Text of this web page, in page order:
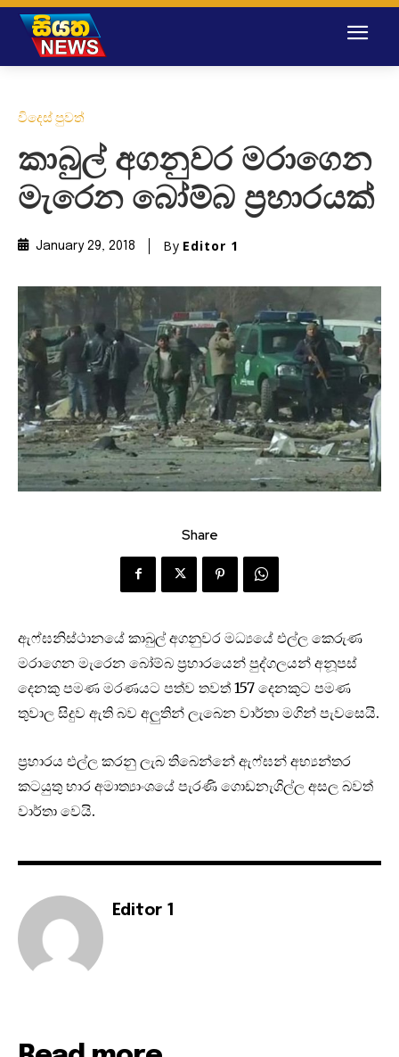
විදෙස් පුවත්
කාබුල් අගනුවර මරාගෙන
මැරෙන බෝම්බ ප්‍රහාරයක්
January 29, 2018 By Editor 1
Share
ඇෆ්ඝනිස්ථානයේ කාබුල් අගනුවර මධ්‍යයේ එල්ල කෙරුණ
මරාගෙන මැරෙන බෝම්බ ප්‍රහාරයෙන් පුද්ගලයන් අනූපස්
දෙනකු පමණ මරණයට පත්ව තවත් 157 දෙනකුට පමණ
තුවාල සිදුව ඇති බව අලුතින් ලැබෙන වාර්තා මගින් පැවසෙයි.
ප්‍රහාරය එල්ල කරනු ලැබ තිබෙන්නේ ඇෆ්ඝන් අභ්‍යන්තර
කටයුතු භාර අමාත්‍යාංශයේ පැරණි ගොඩනැගිල්ල අසල බවත්
වාර්තා වෙයි.
Editor 1